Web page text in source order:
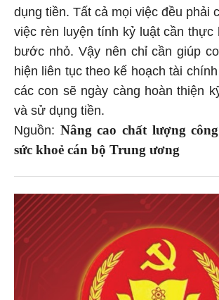
dụng tiền. Tất cả mọi việc đều phải
việc rèn luyện tính kỷ luật cần thực
bước nhỏ. Vậy nên chỉ cần giúp
hiện liên tục theo kế hoạch tài
các con sẽ ngày càng hoàn thiện
và sử dụng tiền.
Nguồn: Nâng cao chất lượng
sức khoẻ cán bộ Trung ương